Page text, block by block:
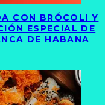
CON BRÓCOLI Y
ESPECIAL DE
DE HABANA